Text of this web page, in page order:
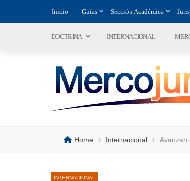
Inicio Guías Sección Académica
DOCTRINA INTERNACIONAL
Home › Internacional › Avanzan
INTERNACIONAL